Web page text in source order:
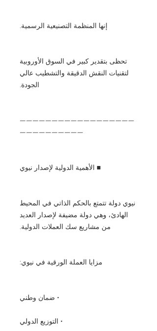
إنها المنظمة التصنيعية الرسمية.
تحظى بتقدير كبير في السوق الأوروبية
لتقنيات النقش الدقيقة والتشطيب عالي
الجودة.
——————————————————
——————————
■ الأهمية الدولية لإصدار نيوي
نيوي دولة تتمتع بالحكم الذاتي في المحيط
الهادئ، وهي دولة مضيفة لإصدار العديد
من مشاريع سك العملات الدولية.
مزايا العملة الورقية في نيوي:
• ضمان وطني
• التوزيع الدولي